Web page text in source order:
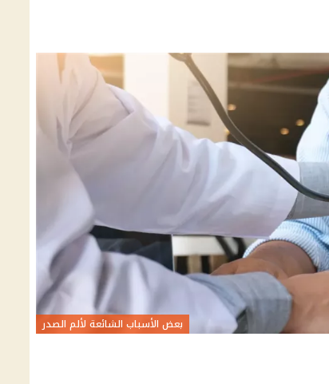
بعض الأسباب الشائعة لألم الصدر